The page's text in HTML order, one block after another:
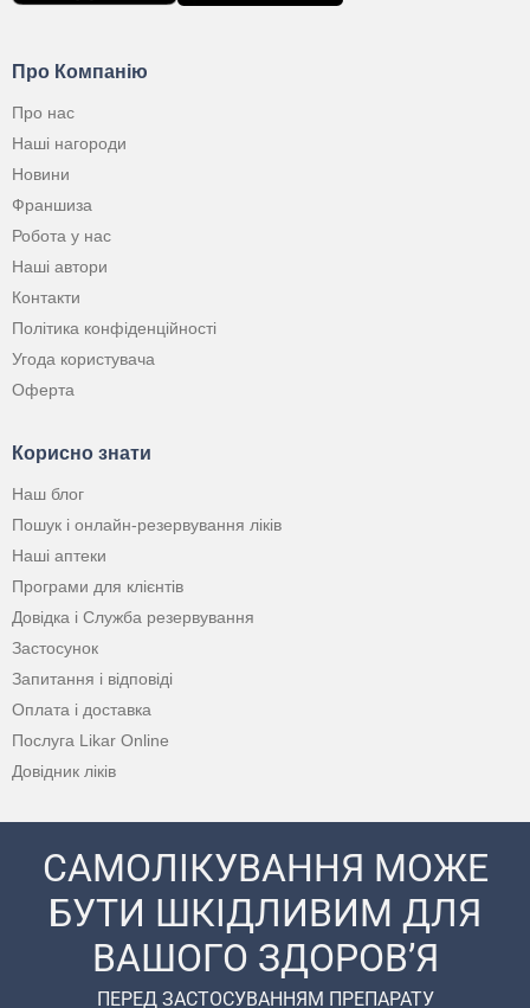
Про Компанію
Про нас
Наші нагороди
Новини
Франшиза
Робота у нас
Наші автори
Контакти
Політика конфіденційності
Угода користувача
Оферта
Корисно знати
Наш блог
Пошук і онлайн-резервування ліків
Наші аптеки
Програми для клієнтів
Довідка і Служба резервування
Застосунок
Запитання і відповіді
Оплата і доставка
Послуга Likar Online
Довідник ліків
САМОЛІКУВАННЯ МОЖЕ
БУТИ ШКІДЛИВИМ ДЛЯ
ВАШОГО ЗДОРОВ’Я
ПЕРЕД ЗАСТОСУВАННЯМ ПРЕПАРАТУ